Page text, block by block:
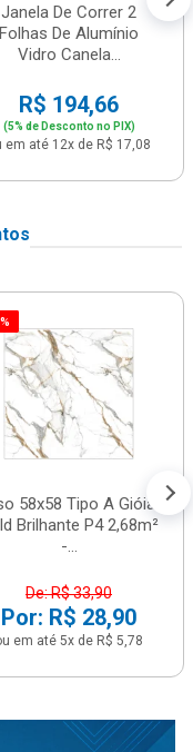
Janela De Correr 2
Folhas De Alumínio
Vidro Canela...
R$ 194,66
(5% de Desconto no PIX)
em até 12x de R$ 17,08
58x58 Tipo A Gióia
Brilhante P4 2,68m²
-...
De: R$ 33,90
Por: R$ 28,90
em até 5x de R$ 5,78